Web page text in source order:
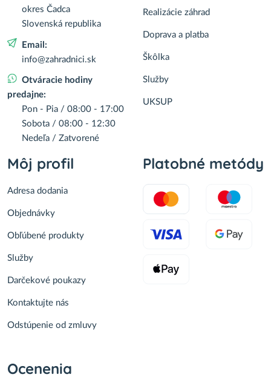
okres Čadca
Slovenská republika
Email:
info@zahradnici.sk
Otváracie hodiny
predajne:
Pon - Pia / 08:00 - 17:00
Sobota / 08:00 - 12:30
Nedeľa / Zatvorené
Realizácie záhrad
Doprava a platba
Škôlka
Služby
UKSUP
Môj profil
Adresa dodania
Objednávky
Obľúbené produkty
Služby
Darčekové poukazy
Kontaktujte nás
Odstúpenie od zmluvy
Platobné metódy
Ocenenia